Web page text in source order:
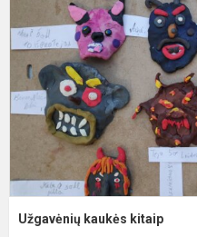
Užgavėnių kaukės kitaip